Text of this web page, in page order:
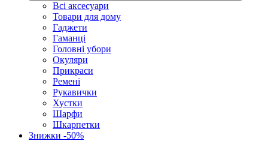
Всі аксесуари
Товари для дому
Гаджети
Гаманці
Головні убори
Окуляри
Прикраси
Ремені
Рукавички
Хустки
Шарфи
Шкарпетки
Знижки -50%